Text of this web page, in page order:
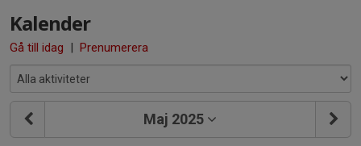
Kalender
Gå till idag | Prenumerera
Maj 2025